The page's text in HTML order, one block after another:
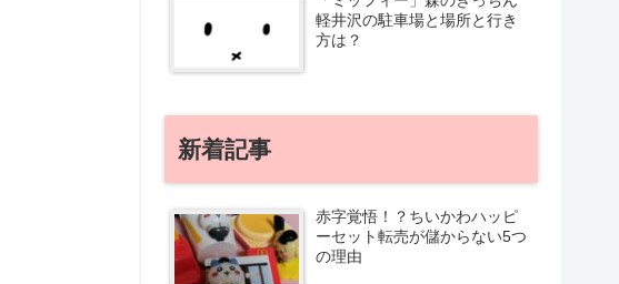
軽井沢の駐車場と場所と行き
方は？
新着記事
赤字覚悟！？ちいかわハッピ
ーセット転売が儲からない5つ
の理由